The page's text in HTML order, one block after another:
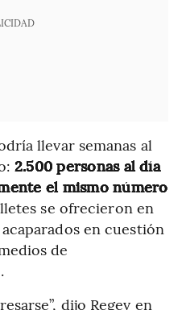
llevar semanas al
2.500 personas al día
el mismo número
se ofrecieron en
en cuestión
de
dijo Regev en